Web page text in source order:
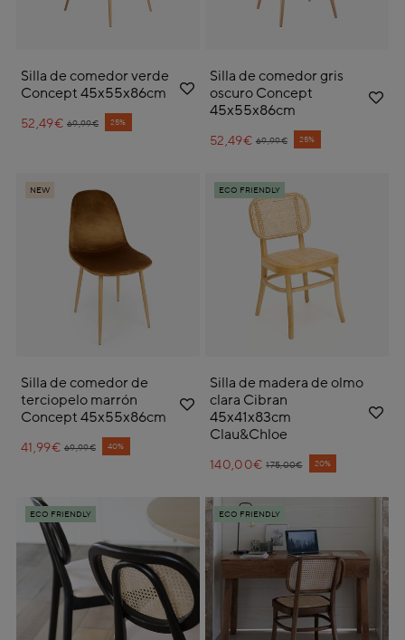
Silla de comedor verde
Concept 45x55x86cm
Price reduced from
69,99€
to 25%
52,49€
Silla de comedor gris
oscuro Concept
45x55x86cm
Price reduced from
69,99€
to 25%
52,49€
NEW
Silla de comedor de
terciopelo marrón
Concept 45x55x86cm
Price reduced from
69,99€
to 40%
41,99€
ECO FRIENDLY
Silla de madera de olmo
clara Cibran
45x41x83cm
Clau&Chloe
Price reduced from
175,00€
to 20%
140,00€
ECO FRIENDLY ECO FRIENDLY